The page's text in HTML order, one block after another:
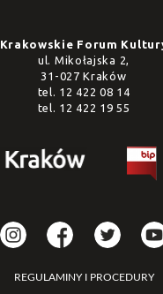
Krakowskie Forum
ul. Mikołajska 2,
31-027 Kraków
tel. 12 422 08 14
tel. 12 422 19 55
REGULAMINY I PROCEDURY